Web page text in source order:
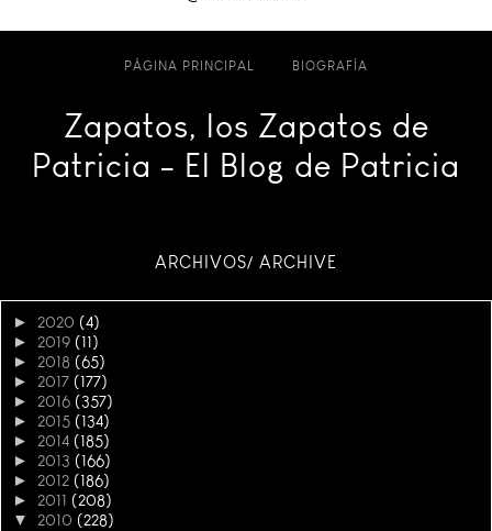
PÁGINA PRINCIPAL BIOGRAFÍA
Zapatos, los Zapatos de
Patricia - El Blog de Patricia
ARCHIVOS/ ARCHIVE
► 2020 (4)
► 2019 (11)
► 2018 (65)
► 2017 (177)
► 2016 (357)
► 2015 (134)
► 2014 (185)
► 2013 (166)
► 2012 (186)
► 2011 (208)
▼ 2010 (228)